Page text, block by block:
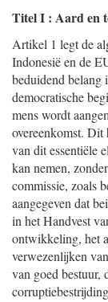
Titel I : Aard en
Artikel 1 legt de
Indonesië en de
beduidend belang
democratische
mens wordt
overeenkomst. Dit
van dit essentiële
kan nemen,
commissie, zoals
aangegeven dat
in het Handvest
ontwikkeling, het
verwezenlijken
van goed bestuur,